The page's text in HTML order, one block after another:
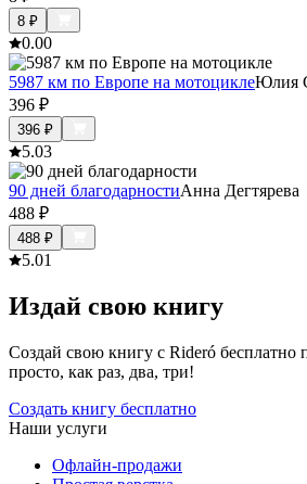
8 ₽
0.00
5987 км по Европе на мотоциклеЮлия
396 ₽
396 ₽
5.03
90 дней благодарностиАнна Дегтярева
488 ₽
488 ₽
5.01
Издай свою книгу
Создай свою книгу с Rideró бесплатно
просто, как раз, два, три!
Создать книгу бесплатно
Наши услуги
Офлайн-продажи